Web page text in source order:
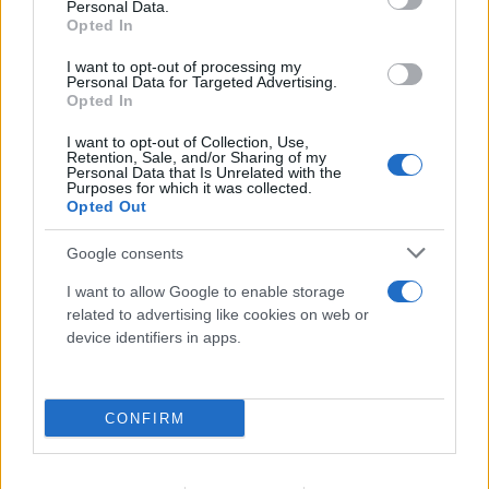
Personal Data.
Opted In
I want to opt-out of processing my
Personal Data for Targeted Advertising.
Opted In
I want to opt-out of Collection, Use,
Retention, Sale, and/or Sharing of my
Personal Data that Is Unrelated with the
Purposes for which it was collected.
Opted Out
Google consents
I want to allow Google to enable storage
related to advertising like cookies on web or
device identifiers in apps.
CONFIRM
Έγκλημα στην Κυψέλη: Οι... περιπέτειες του
μοιραία νύχτα
08.08.2026
Τα πρώτα στοιχεία για τη νεκρή γυναίκα στον